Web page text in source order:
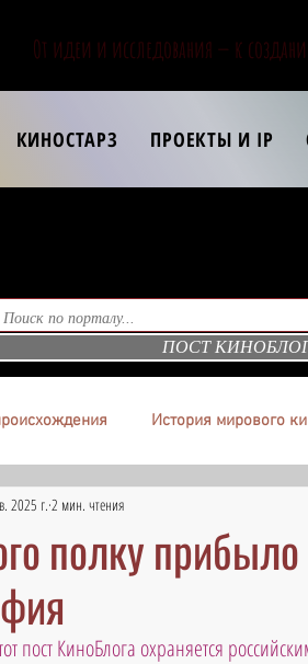
От идеи и исследования — к
КИНОСТАРЗ ПРОЕКТЫ И IP
ПОСТ
История мирового
полку
2025 г. 2 мин. чтения
пост КиноБлога охраняется